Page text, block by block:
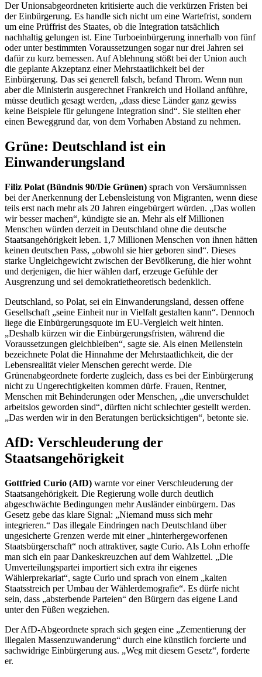
Der Unionsabgeordneten kritisierte auch die verkürzen Fristen bei
der Einbürgerung. Es handle sich nicht um eine Wartefrist, sondern
um eine Prüffrist des Staates, ob die Integration tatsächlich
nachhaltig gelungen ist. Eine Turboeinbürgerung innerhalb von fünf
oder unter bestimmten Voraussetzungen sogar nur drei Jahren sei
dafür zu kurz bemessen. Auf Ablehnung stößt bei der Union auch
die geplante Akzeptanz einer Mehrstaatlichkeit bei der
Einbürgerung. Das sei generell falsch, befand Throm. Wenn nun
aber die Ministerin ausgerechnet Frankreich und Holland anführe,
müsse deutlich gesagt werden, „dass diese Länder ganz gewiss
keine Beispiele für gelungene Integration sind“. Sie stellten eher
einen Beweggrund dar, von dem Vorhaben Abstand zu nehmen.
Grüne: Deutschland ist ein
Einwanderungsland
Filiz Polat (Bündnis 90/Die Grünen) sprach von Versäumnissen
bei der Anerkennung der Lebensleistung von Migranten, wenn diese
teils erst nach mehr als 20 Jahren eingebürgert würden. „Das wollen
wir besser machen“, kündigte sie an. Mehr als elf Millionen
Menschen würden derzeit in Deutschland ohne die deutsche
Staatsangehörigkeit leben. 1,7 Millionen Menschen von ihnen hätten
keinen deutschen Pass, „obwohl sie hier geboren sind“. Dieses
starke Ungleichgewicht zwischen der Bevölkerung, die hier wohnt
und derjenigen, die hier wählen darf, erzeuge Gefühle der
Ausgrenzung und sei demokratietheoretisch bedenklich.
Deutschland, so Polat, sei ein Einwanderungsland, dessen offene
Gesellschaft „seine Einheit nur in Vielfalt gestalten kann“. Dennoch
liege die Einbürgerungsquote im EU-Vergleich weit hinten.
„Deshalb kürzen wir die Einbürgerungsfristen, während die
Voraussetzungen gleichbleiben“, sagte sie. Als einen Meilenstein
bezeichnete Polat die Hinnahme der Mehrstaatlichkeit, die der
Lebensrealität vieler Menschen gerecht werde. Die
Grünenabgeordnete forderte zugleich, dass es bei der Einbürgerung
nicht zu Ungerechtigkeiten kommen dürfe. Frauen, Rentner,
Menschen mit Behinderungen oder Menschen, „die unverschuldet
arbeitslos geworden sind“, dürften nicht schlechter gestellt werden.
„Das werden wir in den Beratungen berücksichtigen“, betonte sie.
AfD: Verschleuderung der
Staatsangehörigkeit
Gottfried Curio (AfD) warnte vor einer Verschleuderung der
Staatsangehörigkeit. Die Regierung wolle durch deutlich
abgeschwächte Bedingungen mehr Ausländer einbürgern. Das
Gesetz gebe das klare Signal: „Niemand muss sich mehr
integrieren.“ Das illegale Eindringen nach Deutschland über
ungesicherte Grenzen werde mit einer „hinterhergeworfenen
Staatsbürgerschaft“ noch attraktiver, sagte Curio. Als Lohn erhoffe
man sich ein paar Dankeskreuzchen auf dem Wahlzettel. „Die
Umverteilungspartei importiert sich extra ihr eigenes
Wählerprekariat“, sagte Curio und sprach von einem „kalten
Staatsstreich per Umbau der Wählerdemografie“. Es dürfe nicht
sein, dass „absterbende Parteien“ den Bürgern das eigene Land
unter den Füßen wegziehen.
Der AfD-Abgeordnete sprach sich gegen eine „Zementierung der
illegalen Massenzuwanderung“ durch eine künstlich forcierte und
sachwidrige Einbürgerung aus. „Weg mit diesem Gesetz“, forderte
er.